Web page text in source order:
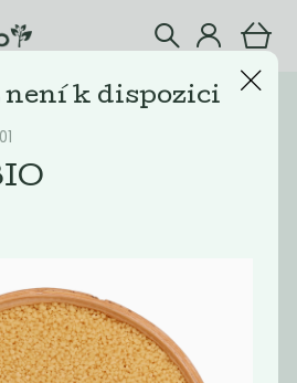
k dispozici